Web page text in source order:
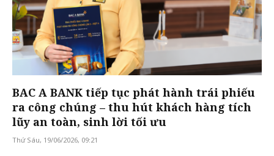
BAC A BANK tiếp tục phát hành trái phiếu
ra công chúng – thu hút khách hàng tích
lũy an toàn, sinh lời tối ưu
Thứ Sáu, 19/06/2026, 09:21